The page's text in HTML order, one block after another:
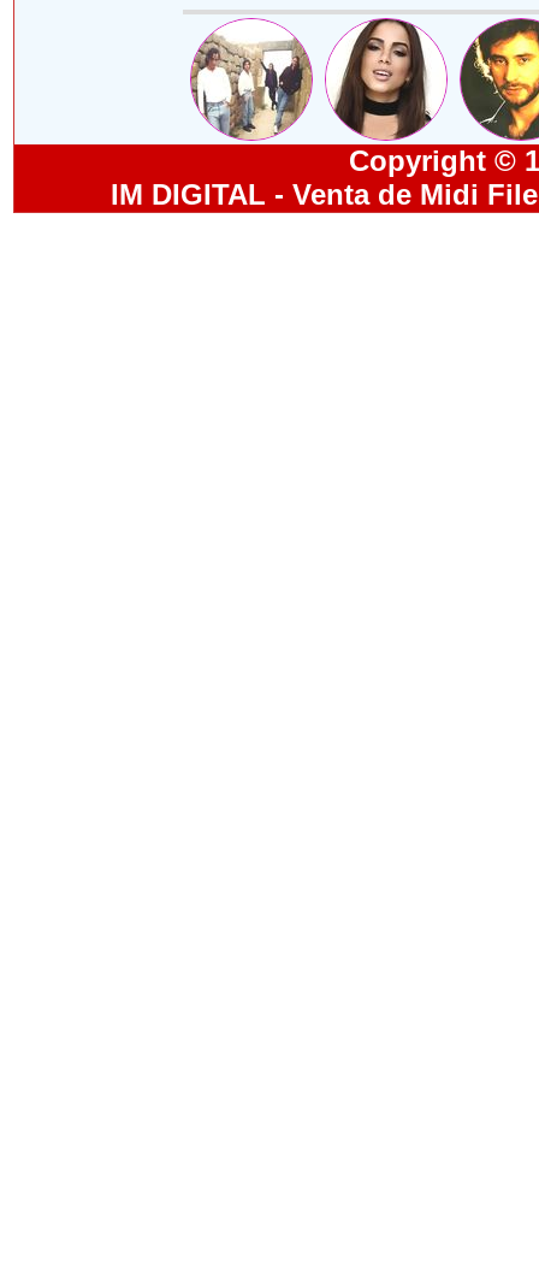
Copyright ©
IM DIGITAL - Venta de Midi